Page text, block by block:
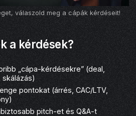
válaszold meg a cápák kérdéseit!
a kérdések?
„cápa-kérdésekre” (deal,
pontokat (árrés, CAC/LTV,
pitch-et és Q&A-t